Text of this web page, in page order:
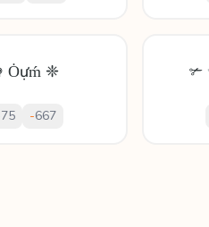
Ȯựḿ ❈
75 -667
✃